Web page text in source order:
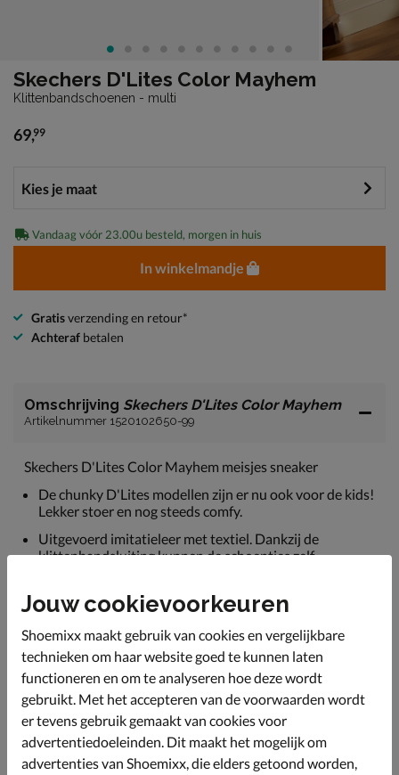
Skechers D'Lites Color Mayhem
Klittenbandschoenen - multi
€ 69,99
69,99
Vandaag vóór 23.00u besteld, morgen in huis
In winkelmandje
Gratisverzending en retour*
Achteraf betalen
Omschrijving Skechers D'Lites Color Mayhem
Artikelnummer 1520102650-99
Skechers D'Lites Color Mayhem meisjes sneaker
De chunky D'Lites modellen zijn er nu ook voor de kids!
Lekker stoer en nog steeds comfy.
Uitgevoerd imitatieleer met textiel. Dankzij de
klittenbandsluiting kunnen de schoentjes zelf
Gevoerd met textiel. De gewatteerde hielkap draagt bij
aan een zacht draaggevoel en minder wrijving.
Voorzien van een memoryfoam-voetbed wat heelrijke
demping geeft en de voeten droog en fris houdt.
Afgewerkt met een schokabsorberende tussenzool en
chunky loopzool.
Specificaties
Jouw cookievoorkeuren
Shoemixx maakt gebruik van cookies en vergelijkbare
technieken om haar website goed te kunnen laten
functioneren en om te analyseren hoe deze wordt
gebruikt. Met het accepteren van de voorwaarden wordt
er tevens gebruik gemaakt van cookies voor
advertentiedoeleinden. Dit maakt het mogelijk om
advertenties van Shoemixx, die elders getoond worden,